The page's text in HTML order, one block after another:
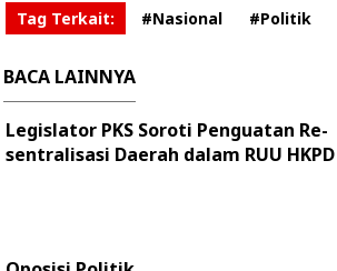
Tag Terkait: #Nasional #Politik
BACA LAINNYA
Legislator PKS Soroti Penguatan Re-
sentralisasi Daerah dalam RUU HKPD